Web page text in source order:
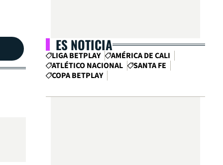
ES NOTICIA
LIGA BETPLAY
AMÉRICA DE CALI
ATLÉTICO NACIONAL
SANTA FE
COPA BETPLAY